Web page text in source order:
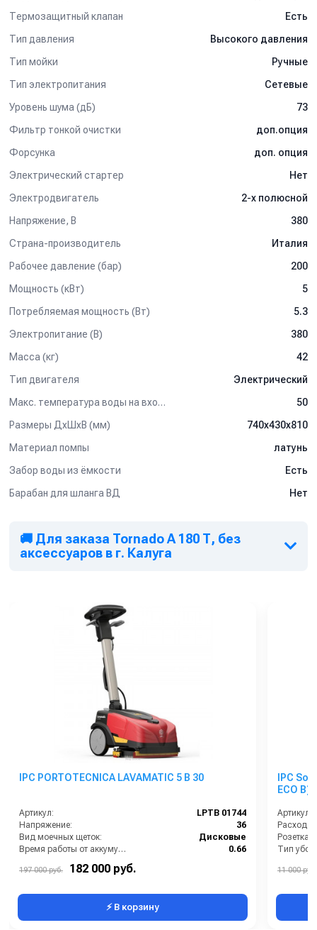
Термозащитный клапан
Есть
Тип давления
Высокого давления
Тип мойки
Ручные
Тип электропитания
Сетевые
Уровень шума (дБ)
73
Фильтр тонкой очистки
доп.опция
Форсунка
доп. опция
Электрический стартер
Нет
Электродвигатель
2-х полюсной
Напряжение, В
380
Страна-производитель
Италия
Рабочее давление (бар)
200
Мощность (кВт)
5
Потребляемая мощность (Вт)
5.3
Электропитание (В)
380
Масса (кг)
42
Тип двигателя
Электрический
Макс. температура воды на входе (°C)
50
Размеры ДхШхВ (мм)
740x430x810
Материал помпы
латунь
Забор воды из ёмкости
Есть
Барабан для шланга ВД
Нет
🚚 Для заказа Tornado А 180 Т, без
аксессуаров в г. Калуга
IPC PORTOTECNICA LAVAMATIC 5 B 30
Артикул:
LPTB 01744
Напряжение:
36
Вид моечных щеток:
Дисковые
Время работы от аккумуляторов (ч):
0.66
Потребляемая мощность (кВт):
197 000 руб. 182 000 руб.
⚡ В корзину
IPC
ECO B)
Артикул:
Расход
Тип
11 000 руб.